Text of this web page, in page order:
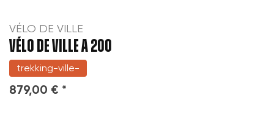
VÉLO DE VILLE
VÉLO DE VILLE A 200
trekking-ville-
879,00 € *